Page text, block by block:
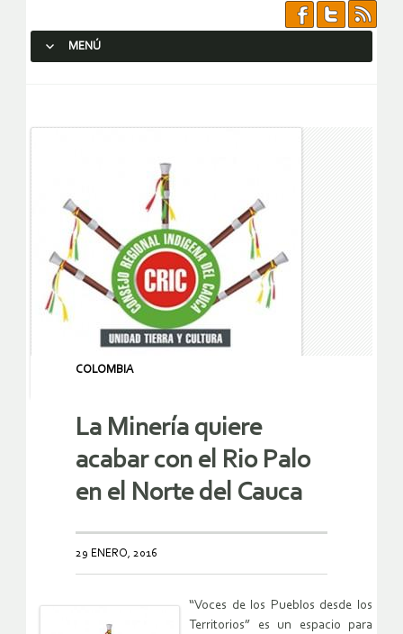
MENÚ
COLOMBIA
La Minería quiere
acabar con el Rio Palo
en el Norte del Cauca
29 ENERO, 2016
“Voces de los Pueblos desde los
Territorios” es un espacio para